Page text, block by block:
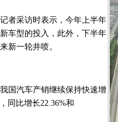
者采访时表示，今年上半年
车型的投入，此外，下半年
新一轮井喷。
国汽车产销继续保持快速增
同比增长22.36%和